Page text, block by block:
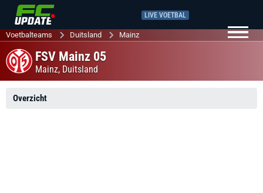
LIVE VOETBAL
Voetbalteams Duitsland Mainz
FSV Mainz 05
Mainz, Duitsland
Overzicht